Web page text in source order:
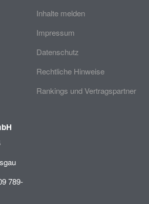
Inhalte melden
Impressum
Datenschutz
Rechtliche Hinweise
Rankings und Vertragspartner
789-